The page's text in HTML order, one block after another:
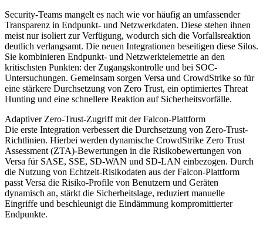
Security-Teams mangelt es nach wie vor häufig an umfassender
Transparenz in Endpunkt- und Netzwerkdaten. Diese stehen ihnen
meist nur isoliert zur Verfügung, wodurch sich die Vorfallsreaktion
deutlich verlangsamt. Die neuen Integrationen beseitigen diese Silos.
Sie kombinieren Endpunkt- und Netzwerktelemetrie an den
kritischsten Punkten: der Zugangskontrolle und bei SOC-
Untersuchungen. Gemeinsam sorgen Versa und CrowdStrike so für
eine stärkere Durchsetzung von Zero Trust, ein optimiertes Threat
Hunting und eine schnellere Reaktion auf Sicherheitsvorfälle.
Adaptiver Zero-Trust-Zugriff mit der Falcon-Plattform
Die erste Integration verbessert die Durchsetzung von Zero-Trust-
Richtlinien. Hierbei werden dynamische CrowdStrike Zero Trust
Assessment (ZTA)-Bewertungen in die Risikobewertungen von
Versa für SASE, SSE, SD-WAN und SD-LAN einbezogen. Durch
die Nutzung von Echtzeit-Risikodaten aus der Falcon-Plattform
passt Versa die Risiko-Profile von Benutzern und Geräten
dynamisch an, stärkt die Sicherheitslage, reduziert manuelle
Eingriffe und beschleunigt die Eindämmung kompromittierter
Endpunkte.